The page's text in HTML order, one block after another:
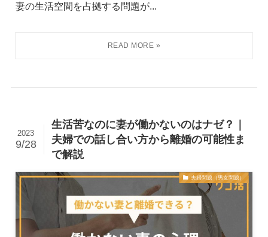
妻の生活空間を占拠する問題が...
生活苦なのに妻が働かないのはナゼ？｜
夫婦での話し合い方から離婚の可能性ま
で解説
2023
9/28
夫婦問題（男女問題）